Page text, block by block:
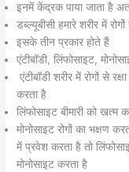
इनमें केंद्रक पाया जाता है
डब्ल्यूबीसी हमारे शरीर में
इसके तीन प्रकार होते हैं
एंटीबॉडी, लिंफोसाइट,
एंटीबॉडी शरीर में रोगों से
करता है
लिंफोसाइट बीमारी को खत्म
मोनोसाइट रोगों का भक्षण
में प्रवेश करता है तो
मोनोसाइट करता है